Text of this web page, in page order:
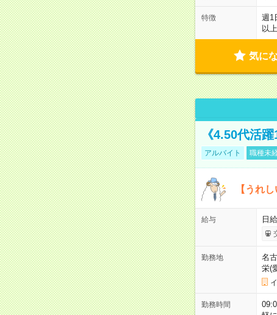
特徴 週1
以
気に
《4.50代活
アルバイト 職種未
【うれ
給与 日
勤務地
名
栄(
勤務時間